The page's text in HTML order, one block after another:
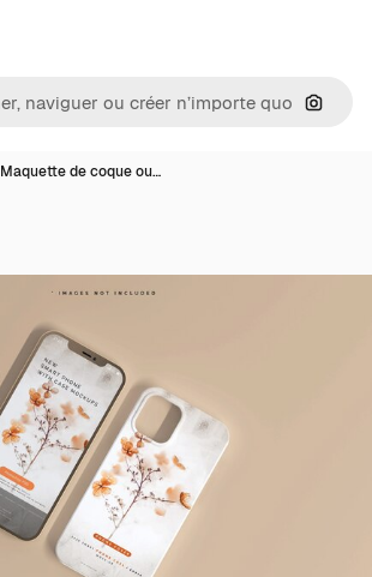
Maquette de coque ou…